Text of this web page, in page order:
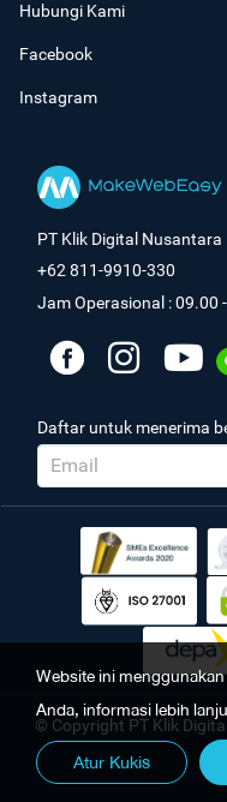
Hubungi Kami
Facebook
Instagram
PT Klik Digital Nusantara
+62 811-9910-330
Jam Operasional : 09.00
Daftar untuk menerima
© Copyright PT Klik
Website ini
Anda, informasi lebih
Atur Kukis